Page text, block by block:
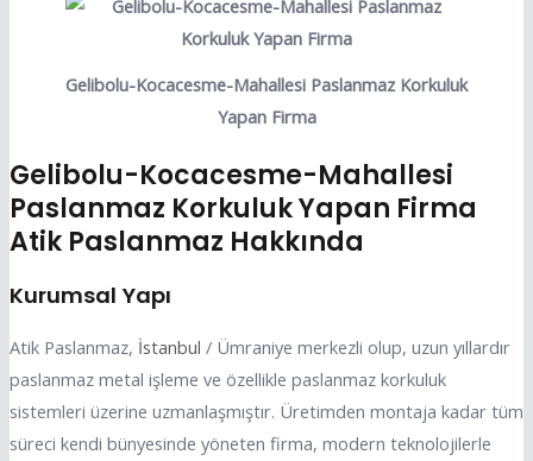
Gelibolu-Kocacesme-Mahallesi Paslanmaz Korkuluk
Yapan Firma
Gelibolu-Kocacesme-Mahallesi
Paslanmaz Korkuluk Yapan Firma
Atik Paslanmaz Hakkında
Kurumsal Yapı
Atik Paslanmaz, İstanbul / Ümraniye merkezli olup, uzun yıllardır
paslanmaz metal işleme ve özellikle paslanmaz korkuluk
sistemleri üzerine uzmanlaşmıştır. Üretimden montaja kadar tüm
süreci kendi bünyesinde yöneten firma, modern teknolojilerle